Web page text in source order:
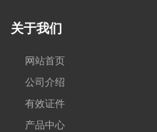
关于我们
网站首页
公司介绍
有效证件
产品中心